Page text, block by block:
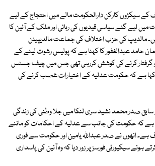
سیکڑوں کارکن دارالحکومت مالے میں احتجاج کے لیے
میں لیے گئے سیاسی قیدیوں کی رہائی اور ملک کے آئین کا
مالدیپ کی حزب اختلاف کی جماعت مالدیپیئن
حامد عبدالغفور کا کہنا ہے کہ پولیس رشوت لینے کے
کو گرفتار کرنے کی کوشش کررہی تھی جس میں چیف جسٹس
کہا ہے کہ حکومت عدلیہ کے اختیارات غصب کرنے کی
صدر محمد نشید سری لنکا میں جلا وطنی کی زندگی
ہے کہ حکومت کی جانب سے عدلیہ کے احکامات کو ماننے
ہے۔ انھوں نے صدر عبداللہ یامین اور حکومت سے فوری
ہوئے سیکیورٹی فورسز پر زور دیا کہ وہ آئین کی پاسداری